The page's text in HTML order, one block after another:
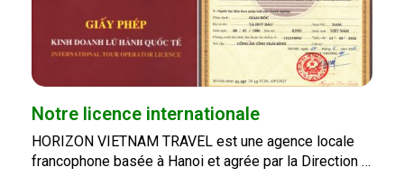
Notre licence internationale
HORIZON VIETNAM TRAVEL est une agence locale
francophone basée à Hanoi et agrée par la Direction …